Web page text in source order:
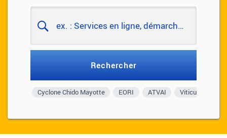
Cyclone Chido Mayotte EORI ATVAI Viticulture